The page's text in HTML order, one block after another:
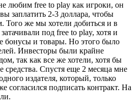
любим free to play как игроки, он
заплатить 2-3 доллара, чтобы
Того же мы хотели добиться и в
под free to play, хотя и
бонусы и товары. Но этого было
Инвесторы были крайне
так как все же хотели, хотя бы
средства. Спустя еще 2 месяца мне
издателя, который, только
согласился подписать контракт. На